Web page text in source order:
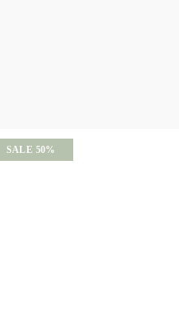
SALE 50%